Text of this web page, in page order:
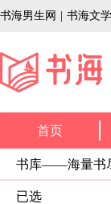
书海男生网 书海文
首页
书库——海量书
已选